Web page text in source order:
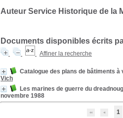
Auteur Service Historique de la
Documents disponibles écrits
Affiner la recherche
Catalogue des plans de bâtiments
Vich
Les marines de guerre du
novembre 1988
1